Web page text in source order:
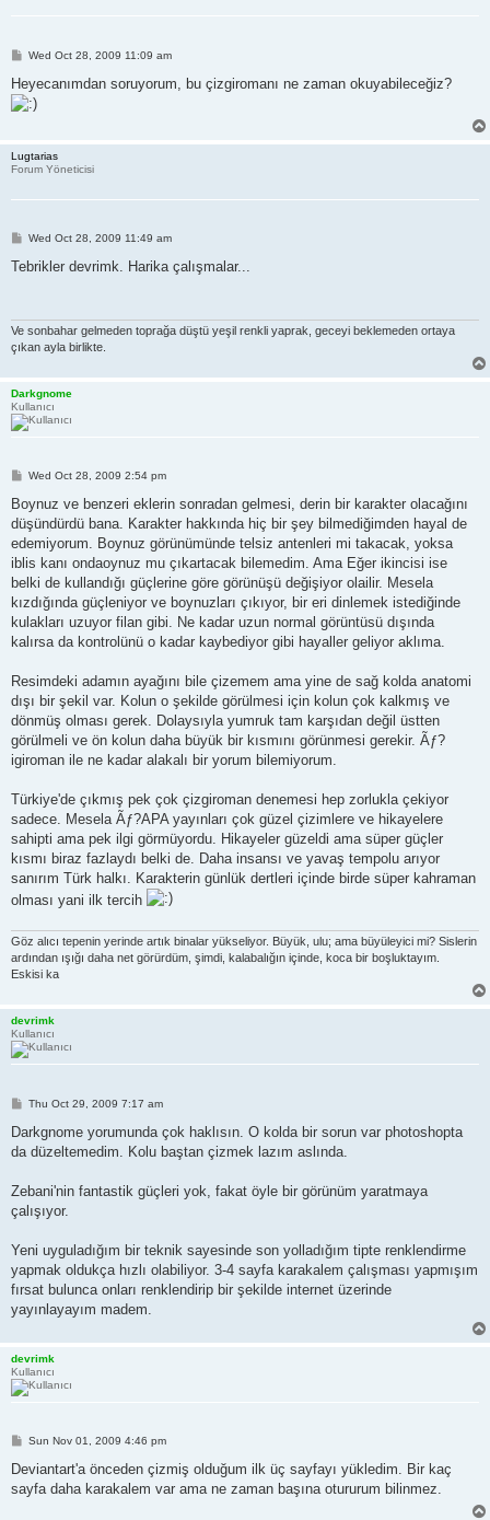
P
s
t
Wed Oct 28, 2009 11:09 am
Heyecanımdan soruyorum, bu çizgiromanı ne zaman okuyabileceğiz?
Lugtarias
Forum Yöneticisi
P
s
Wed Oct 28, 2009 11:49 am
Tebrikler devrimk. Harika çalışmalar...
Ve sonbahar gelmeden toprağa düştü yeşil renkli yaprak, geceyi beklemeden ortaya
çıkan ayla birlikte.
Darkgnome
Kullanıcı
P
s
Wed Oct 28, 2009 2:54 pm
Boynuz ve benzeri eklerin sonradan gelmesi, derin bir karakter olacağını
düşündürdü bana. Karakter hakkında hiç bir şey bilmediğimden hayal de
edemiyorum. Boynuz görünümünde telsiz antenleri mi takacak, yoksa
iblis kanı ondaoynuz mu çıkartacak bilemedim. Ama Eğer ikincisi ise
belki de kullandığı güçlerine göre görünüşü değişiyor olailir. Mesela
kızdığında güçleniyor ve boynuzları çıkıyor, bir eri dinlemek istediğinde
kulakları uzuyor filan gibi. Ne kadar uzun normal görüntüsü dışında
kalırsa da kontrolünü o kadar kaybediyor gibi hayaller geliyor aklıma.
Resimdeki adamın ayağını bile çizemem ama yine de sağ kolda anatomi
dışı bir şekil var. Kolun o şekilde görülmesi için kolun çok kalkmış ve
dönmüş olması gerek. Dolaysıyla yumruk tam karşıdan değil üstten
görülmeli ve ön kolun daha büyük bir kısmını görünmesi gerekir. Ãƒ?
igiroman ile ne kadar alakalı bir yorum bilemiyorum.
Türkiye'de çıkmış pek çok çizgiroman denemesi hep zorlukla çekiyor
sadece. Mesela Ãƒ?APA yayınları çok güzel çizimlere ve hikayelere
sahipti ama pek ilgi görmüyordu. Hikayeler güzeldi ama süper güçler
kısmı biraz fazlaydı belki de. Daha insansı ve yavaş tempolu arıyor
sanırım Türk halkı. Karakterin günlük dertleri içinde birde süper kahraman
olması yani ilk tercih
Göz alıcı tepenin yerinde artık binalar yükseliyor. Büyük, ulu; ama büyüleyici mi? Sislerin
ardından ışığı daha net görürdüm, şimdi, kalabalığın içinde, koca bir boşluktayım.
Eskisi ka
devrimk
Kullanıcı
P
s
Thu Oct 29, 2009 7:17 am
Darkgnome yorumunda çok haklısın. O kolda bir sorun var photoshopta
da düzeltemedim. Kolu baştan çizmek lazım aslında.
Zebani'nin fantastik güçleri yok, fakat öyle bir görünüm yaratmaya
çalışıyor.
Yeni uyguladığım bir teknik sayesinde son yolladığım tipte renklendirme
yapmak oldukça hızlı olabiliyor. 3-4 sayfa karakalem çalışması yapmışım
fırsat bulunca onları renklendirip bir şekilde internet üzerinde
yayınlayayım madem.
devrimk
Kullanıcı
P
s
Sun Nov 01, 2009 4:46 pm
Deviantart'a önceden çizmiş olduğum ilk üç sayfayı yükledim. Bir kaç
sayfa daha karakalem var ama ne zaman başına otururum bilinmez.